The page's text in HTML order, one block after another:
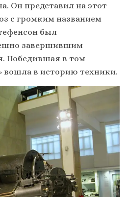
Он представил на этот
с громким названием
был
завершившим
Победившая в том
вошла в историю техники.